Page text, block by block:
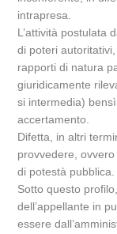
intrapresa.
L’attività postulata
di poteri autoritativi,
rapporti di natura
giuridicamente
si intermedia)
accertamento.
Difetta, in altri
provvedere,
di potestà pubblica.
Sotto questo
dell’appellante in
essere